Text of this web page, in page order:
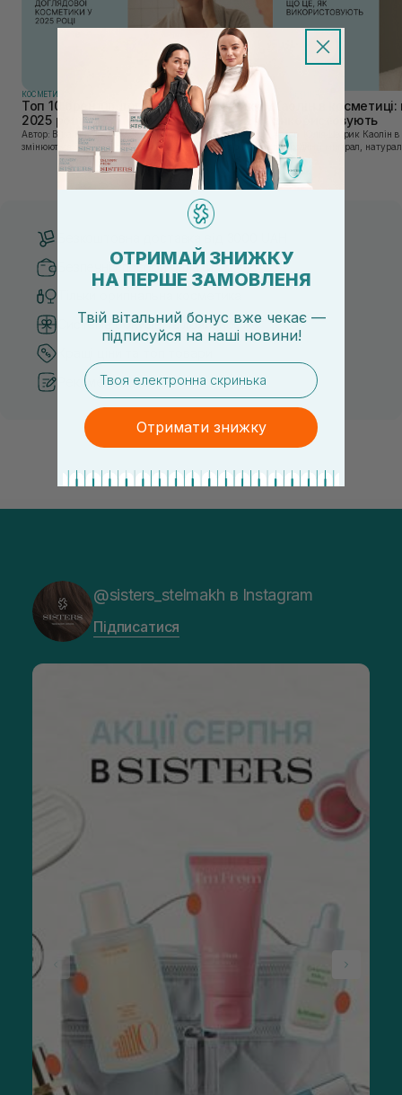
КОСМЕТИКА
Топ 10 брендів доглядової косметики у
2025 році
Автор: Віка Нагорна У сучасному світі, де тренди
змінюються зі швидкістю світла, а ринок популярної
косметики переповнений новими пропозиціями, вибір
засобу для себе стає справжнім викликом. 2025 р...
Каолін в
використовують
Автор: Юлія Цебрик Каолін в косметології – це
природний мінерал,
безліч переваг для шкіри
завдяки великій кількості
Безпечні способи оплати
Система бонусів та лояльності
Рекомендації від косметологів
@sisters_stelmakh в Instagram
Підписатися
ОТРИМАЙ ЗНИЖКУ
НА ПЕРШЕ ЗАМОВЛЕНЯ
Твій вітальний бонус вже чекає —
підписуйся на наші новини!
email
Отримати знижку